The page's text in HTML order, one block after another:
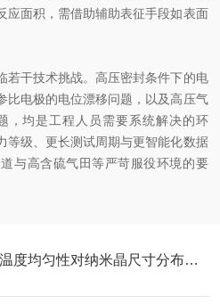
应面积，需借助辅助表征手段如表面
干技术挑战。高压密封条件下的电
比电极的电位漂移问题，以及高压气
，均是工程人员需要系统解决的环
等级、更长测试周期与更智能化数据
与高含硫气田等严苛服役环境的要
量子点反应釜温度均匀性对纳米晶尺寸分布的关键影响